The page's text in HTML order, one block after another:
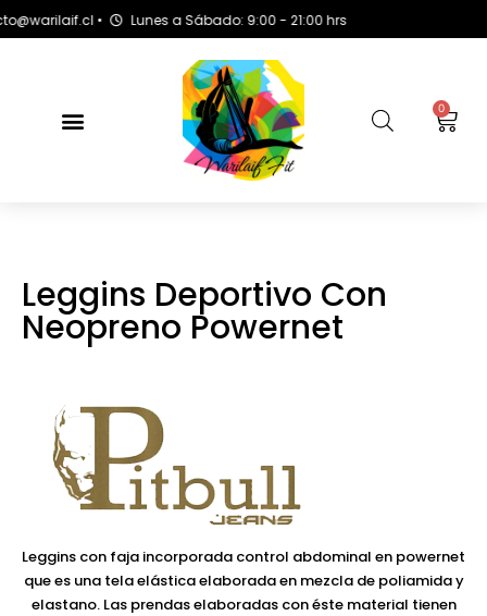
• Lunes a Sábado: 9:00 - 21:00 hrs
0
Leggins Deportivo Con
Neopreno Powernet
Leggins con faja incorporada control abdominal en powernet
que es una tela elástica elaborada en mezcla de poliamida y
elastano. Las prendas elaboradas con éste material tienen